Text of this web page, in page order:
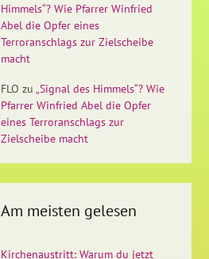
Himmels“? Wie Pfarrer Winfried
Abel die Opfer eines
Terroranschlags zur Zielscheibe
macht
FLO zu „Signal des Himmels“? Wie
Pfarrer Winfried Abel die Opfer
eines Terroranschlags zur
Zielscheibe macht
Am meisten gelesen
Kirchenaustritt: Warum du jetzt